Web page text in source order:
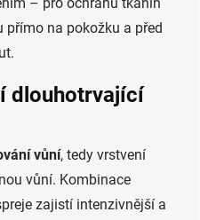
na pokožku a před
dlouhotrvající
vůní, tedy vrstvení
vůní. Kombinace
zajistí intenzivnější a